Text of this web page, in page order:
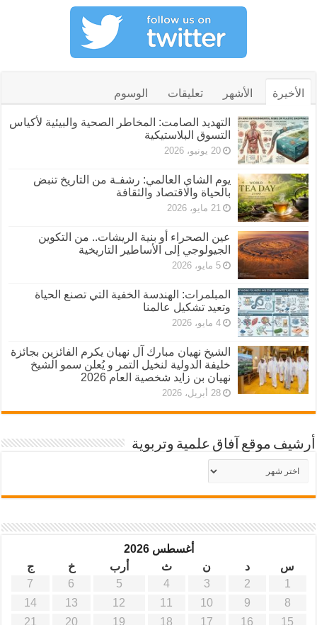
الأخيرة الأشهر تعليقات الوسوم
التهديد الصامت: المخاطر الصحية والبيئية لأكياس
التسوق البلاستيكية
20 يونيو، 2026
يوم الشاي العالمي: رشفـة من التاريخ تنبض
بالحياة والاقتصاد والثقافة
21 مايو، 2026
عين الصحراء أو بنية الريشات.. من التكوين
الجيولوجي إلى الأساطير التاريخية
5 مايو، 2026
المبلمرات: الهندسة الخفية التي تصنع الحياة
وتعيد تشكيل عالمنا
4 مايو، 2026
الشيخ نهيان مبارك آل نهيان يكرم الفائزين بجائزة
خليفة الدولية لنخيل التمر و يُعلن سمو الشيخ
نهيان بن زايد شخصية العام 2026
28 أبريل، 2026
أرشيف موقع آفاق علمية وتربوية
أرشيف
موقع
أغسطس 2026
س
د ن ث أرب خ
ج
1
2
3
4
5
6
7
8
9
10
11
12
13
14
15
16
17
18
19
20
21